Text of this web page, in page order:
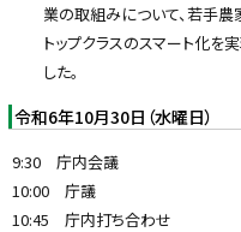
業の取組みについて、若手
トップクラスのスマート化を
した。
令和6年10月30日（水曜日）
9:30 庁内会議
10:00 庁議
10:45 庁内打ち合わせ